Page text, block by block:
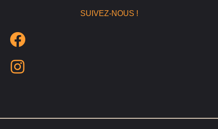
SUIVEZ-NOUS !